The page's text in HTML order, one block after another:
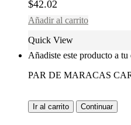
$42.02
Añadir al carrito
Quick View
Añadiste este producto a tu
PAR DE MARACAS
Ir al carrito Continuar